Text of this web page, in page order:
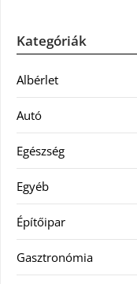
Kategóriák
Albérlet
Autó
Egészség
Egyéb
Építőipar
Gasztronómia